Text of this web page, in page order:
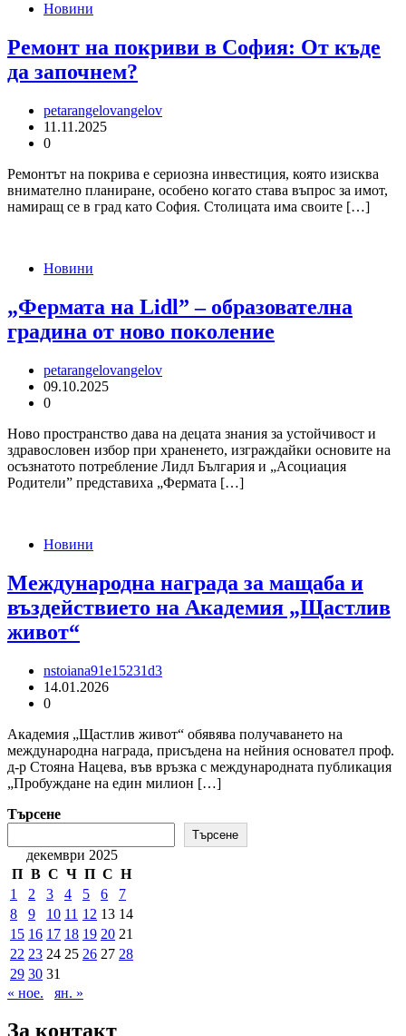
Новини
Ремонт на покриви в София: От къде
да започнем?
petarangelovangelov
11.11.2025
0
Ремонтът на покрива е сериозна инвестиция, която изисква
внимателно планиране, особено когато става въпрос за имот,
намиращ се в град като София. Столицата има своите […]
Новини
„Фeрмата на Lidl” – образователна
градина от ново поколение
petarangelovangelov
09.10.2025
0
Ново пространство дава на децата знания за устойчивост и
здравословен избор при храненето, изграждайки основите на
осъзнатото потребление Лидл България и „Асоциация
Родители” представиха „Фермата […]
Новини
Международна награда за мащаба и
въздействието на Академия „Щастлив
живот“
nstoiana91e15231d3
14.01.2026
0
Академия „Щастлив живот“ обявява получаването на
международна награда, присъдена на нейния основател проф.
д-р Стояна Нацева, във връзка с международната публикация
„Пробуждане на един милион […]
Търсене
Търсене
декември 2025
П В С Ч П С Н
1
2 3 4 5 6
7
8
9 10 11 12 13 14
15 16 17 18 19 20 21
22 23 24 25 26 27 28
29 30 31
« ное.
ян. »
За контакт